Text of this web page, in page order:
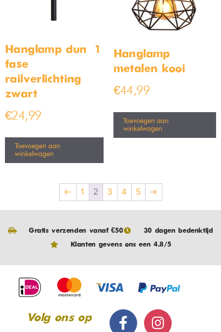
Hanglamp dun – 1
fase
railverlichting –
zwart
€24,99
Toevoegen aan
winkelwagen
Hanglamp
metalen kooi
€44,99
Toevoegen aan
winkelwagen
← 1 2 3 4 5 →
Gratis verzenden vanaf €50
30 dagen bedenktijd
Klanten gevens ons een 4.8/5
Volg ons op